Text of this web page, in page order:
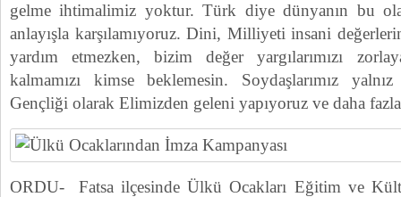
gelme ihtimalimiz yoktur. Türk diye dünyanın bu
anlayışla karşılamıyoruz. Dini, Milliyeti insani
yardım etmezken, bizim değer yargılarımızı
kalmamızı kimse beklemesin. Soydaşlarımız
Gençliği olarak Elimizden geleni yapıyoruz ve daha
ORDU- Fatsa ilçesinde Ülkü Ocakları Eğitim ve